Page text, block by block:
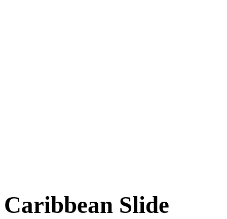
Caribbean Slide